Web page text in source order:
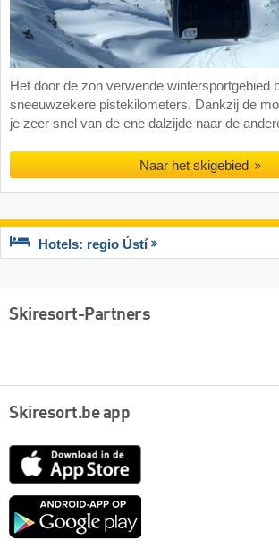
Het door de zon verwende wintersportgebied
sneeuwzekere pistekilometers. Dankzij de
je zeer snel van de ene dalzijde naar de
Naar het skigebied
Hotels: regio Ústí
Skiresort-Partners
Skiresort.be app
App
Google